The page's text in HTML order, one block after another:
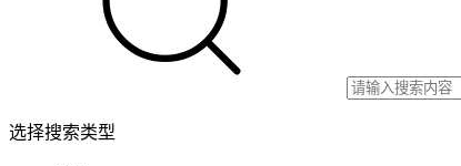
选择搜索类型